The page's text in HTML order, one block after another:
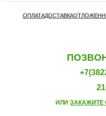
ОПЛАТАДОСТАВКА
ИЛИ ЗАКАЖИТЕ